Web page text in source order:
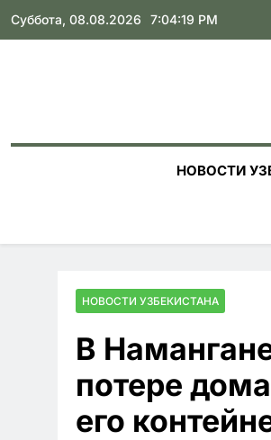
Skip
Суббота, 08.08.2026 7:04:20 PM
НОВОСТИ
НОВОСТИ УЗБЕКИСТАНА
В
потере
его